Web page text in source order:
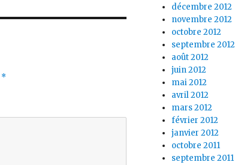
*
décembre 2012
novembre 2012
octobre 2012
septembre 2012
août 2012
juin 2012
mai 2012
avril 2012
mars 2012
février 2012
janvier 2012
octobre 2011
septembre 2011